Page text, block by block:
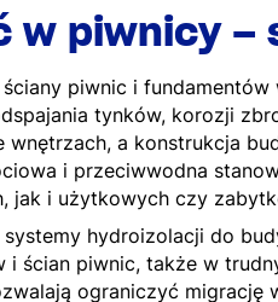
w piwnicy –
piwnic i
tynków, korozji
wnętrzach, a konstrukcja
i przeciwwodna
jak i użytkowych czy
hydroizolacji do
i ścian piwnic, także w
ograniczyć migrację